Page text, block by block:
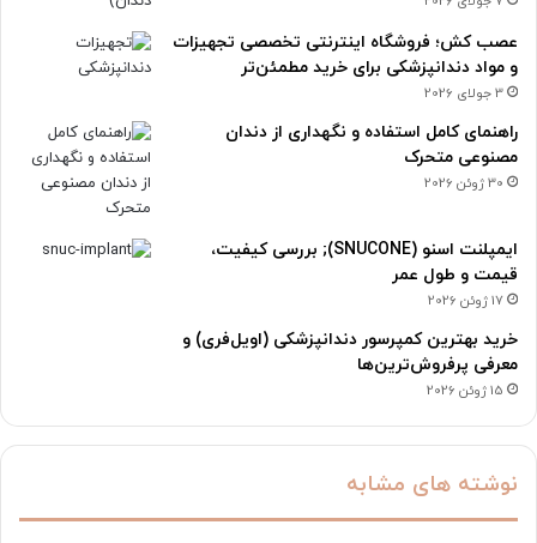
عصب کش؛ فروشگاه اینترنتی تخصصی تجهیزات
و مواد دندانپزشکی برای خرید مطمئن‌تر
3 جولای 2026
راهنمای کامل استفاده و نگهداری از دندان
مصنوعی متحرک
30 ژوئن 2026
ایمپلنت اسنو (SNUCONE); بررسی کیفیت،
قیمت و طول عمر
17 ژوئن 2026
خرید بهترین کمپرسور دندانپزشکی (اویل‌فری) و
معرفی پرفروش‌ترین‌ها
15 ژوئن 2026
نوشته های مشابه